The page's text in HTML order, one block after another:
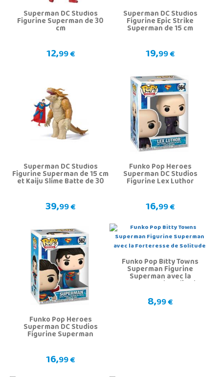
Superman DC Studios
Figurine Superman de 30
cm
12,99 €
Superman DC Studios
Figurine Epic Strike
Superman de 15 cm
19,99 €
Superman DC Studios
Figurine Superman de 15 cm
et Kaiju Slime Batte de 30
39,99 €
Funko Pop Heroes
Superman DC Studios
Figurine Lex Luthor
16,99 €
Funko Pop Heroes
Superman DC Studios
Figurine Superman
16,99 €
Funko Pop Bitty Towns
Superman Figurine
Superman avec la
Forteresse de Solitude
8,99 €